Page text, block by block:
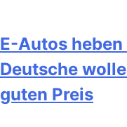
E-Autos
Deutsche
guten Preis